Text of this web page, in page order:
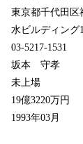
東京都千代田区
水ビルディング
03-5217-1531
坂本 守孝
未上場
19億3220万円
1993年03月